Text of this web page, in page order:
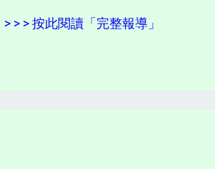
> > > 按此閱讀「完整報導」